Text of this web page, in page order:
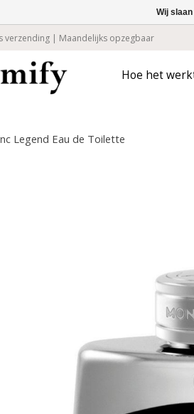
verzending | Maandelijks opzegbaar
Hoe het
Legend Eau de Toilette
Wij